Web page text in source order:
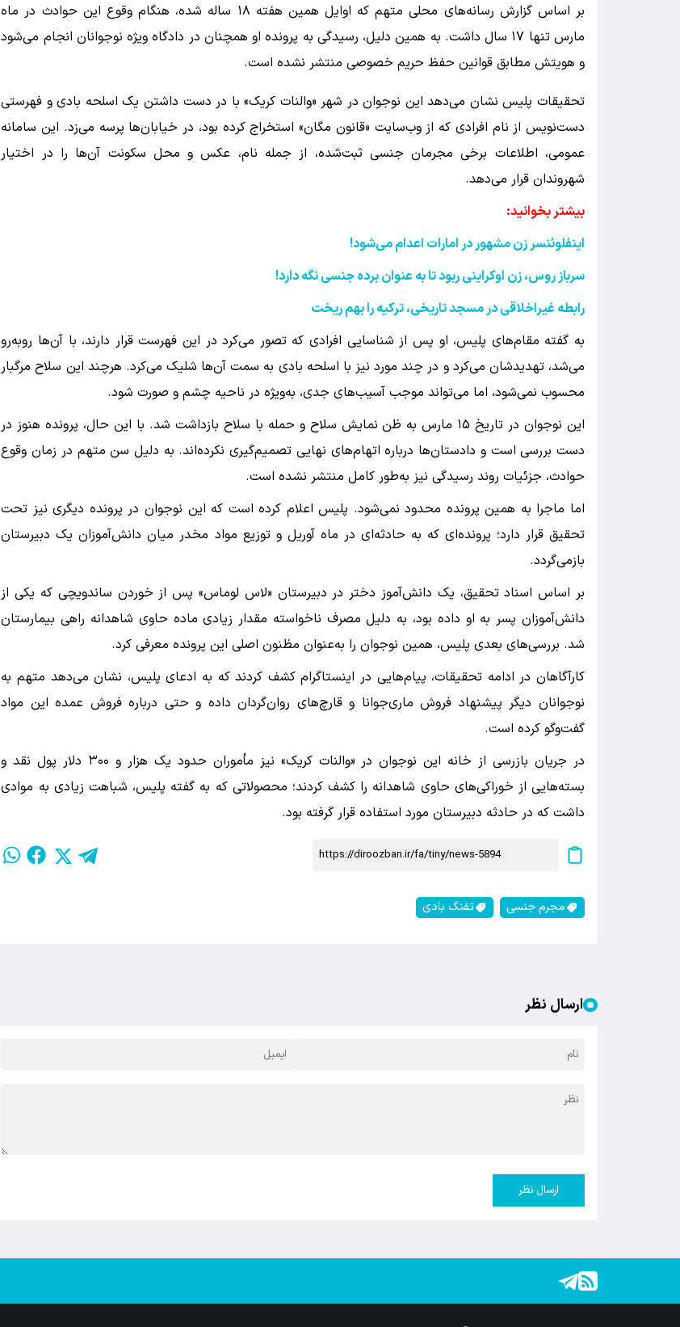
بر اساس گزارش رسانه‌های محلی متهم که اوایل همین هفته ۱۸ ساله شده، هنگام وقوع این حوادث در ماه
مارس تنها ۱۷ سال داشت. به همین دلیل، رسیدگی به پرونده او همچنان در دادگاه ویژه نوجوانان انجام می‌شود
و هویتش مطابق قوانین حفظ حریم خصوصی منتشر نشده است.
تحقیقات پلیس نشان می‌دهد این نوجوان در شهر «والنات کریک» با در دست داشتن یک اسلحه بادی و فهرستی
دست‌نویس از نام افرادی که از وب‌سایت «قانون مگان» استخراج کرده بود، در خیابان‌ها پرسه می‌زد. این سامانه
عمومی، اطلاعات برخی مجرمان جنسی ثبت‌شده، از جمله نام، عکس و محل سکونت آن‌ها را در اختیار
شهروندان قرار می‌دهد.
بیشتر بخوانید:
اینفلوئنسر زن مشهور در امارات اعدام می‌شود!
سرباز روس، زن اوکراینی ربود تا به عنوان برده جنسی نگه دارد!
رابطه غیراخلاقی در مسجد تاریخی، ترکیه را بهم ریخت
به گفته مقام‌های پلیس، او پس از شناسایی افرادی که تصور می‌کرد در این فهرست قرار دارند، با آن‌ها روبه‌رو
می‌شد، تهدیدشان می‌کرد و در چند مورد نیز با اسلحه بادی به سمت آن‌ها شلیک می‌کرد. هرچند این سلاح مرگبار
محسوب نمی‌شود، اما می‌تواند موجب آسیب‌های جدی، به‌ویژه در ناحیه چشم و صورت شود.
این نوجوان در تاریخ ۱۵ مارس به ظن نمایش سلاح و حمله با سلاح بازداشت شد. با این حال، پرونده هنوز در
دست بررسی است و دادستان‌ها درباره اتهام‌های نهایی تصمیم‌گیری نکرده‌اند. به دلیل سن متهم در زمان وقوع
حوادث، جزئیات روند رسیدگی نیز به‌طور کامل منتشر نشده است.
اما ماجرا به همین پرونده محدود نمی‌شود. پلیس اعلام کرده است که این نوجوان در پرونده دیگری نیز تحت
تحقیق قرار دارد؛ پرونده‌ای که به حادثه‌ای در ماه آوریل و توزیع مواد مخدر میان دانش‌آموزان یک دبیرستان
بازمی‌گردد.
بر اساس اسناد تحقیق، یک دانش‌آموز دختر در دبیرستان «لاس لوماس» پس از خوردن ساندویچی که یکی از
دانش‌آموزان پسر به او داده بود، به دلیل مصرف ناخواسته مقدار زیادی ماده حاوی شاهدانه راهی بیمارستان
شد. بررسی‌های بعدی پلیس، همین نوجوان را به‌عنوان مظنون اصلی این پرونده معرفی کرد.
کارآگاهان در ادامه تحقیقات، پیام‌هایی در اینستاگرام کشف کردند که به ادعای پلیس، نشان می‌دهد متهم به
نوجوانان دیگر پیشنهاد فروش ماری‌جوانا و قارچ‌های روان‌گردان داده و حتی درباره فروش عمده این مواد
گفت‌وگو کرده است.
در جریان بازرسی از خانه این نوجوان در «والنات کریک» نیز مأموران حدود یک هزار و ۳۰۰ دلار پول نقد و
بسته‌هایی از خوراکی‌های حاوی شاهدانه را کشف کردند؛ محصولاتی که به گفته پلیس، شباهت زیادی به موادی
داشت که در حادثه دبیرستان مورد استفاده قرار گرفته بود.
مجرم جنسی تفنگ بادی
ارسال نظر
ارسال نظر